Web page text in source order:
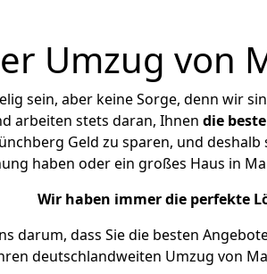
Umzug von
sein, aber keine Sorge, denn wir
arbeiten stets daran, Ihnen die
Geld zu sparen, und
haben oder ein großes Haus in
Wir haben immer die perfekte
darum, dass Sie die besten
deutschlandweiten Umzug von